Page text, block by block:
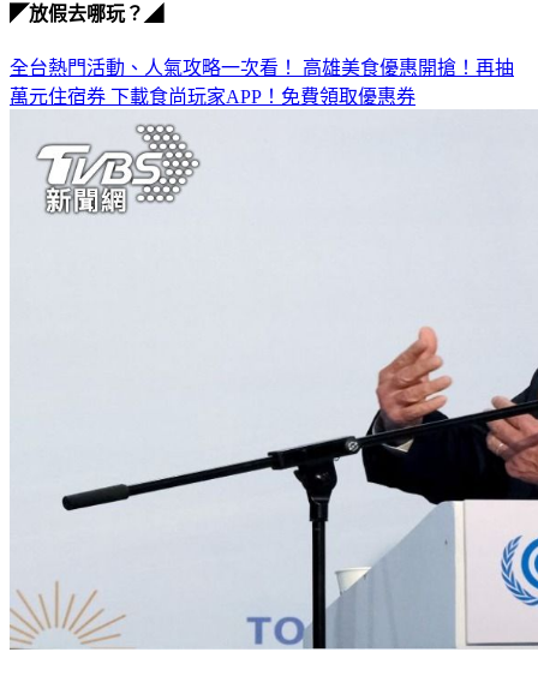
◤放假去哪玩？◢
全台熱門活動、人氣攻略一次看！ 高雄美食優惠開搶！再抽
萬元住宿券 下載食尚玩家APP！免費領取優惠券